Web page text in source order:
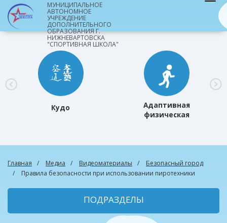
МУНИЦИПАЛЬНОЕ
АВТОНОМНОЕ
УЧРЕЖДЕНИЕ
ДОПОЛНИТЕЛЬНОГО
ОБРАЗОВАНИЯ Г.
НИЖНЕВАРТОВСКА
"СПОРТИВНАЯ ШКОЛА"
Кудо
Адаптивная
физическая
Главная Медиа Видеоматериалы
Безопасный город
Правила безопасности при использовании пиротехники
ПОДРАЗДЕЛЫ